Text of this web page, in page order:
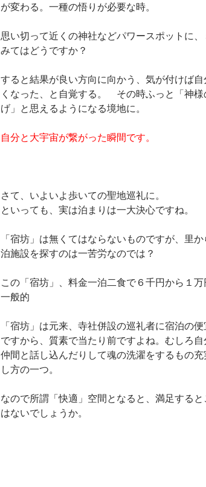
が変わる。一種の悟りが必要な時。
思い切って近くの神社などパワースポットに
みてはどうですか？
すると結果が良い方向に向かう、気が付けば
くなった、と自覚する。 その時ふっと「神様
げ」と思えるようになる境地に。
自分と大宇宙が繋がった瞬間です。
さて、いよいよ歩いての聖地巡礼に。
といっても、実は泊まりは一大決心ですね。
「宿坊」は無くてはならないものですが、里
泊施設を探すのは一苦労なのでは？
この「宿坊」、料金一泊二食で６千円から１
一般的
「宿坊」は元来、寺社併設の巡礼者に宿泊の便
ですから、質素で当たり前ですよね。むしろ自
仲間と話し込んだりして魂の洗濯をするもの
し方の一つ。
なので所謂「快適」空間となると、満足する
はないでしょうか。